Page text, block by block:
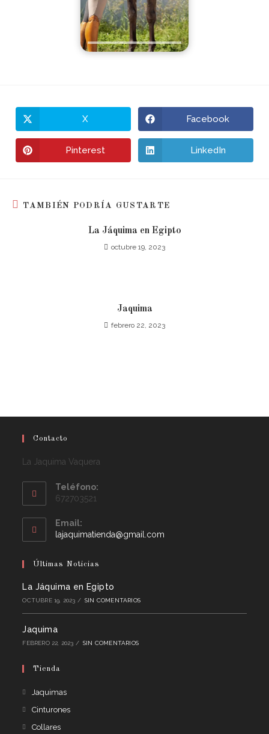
X Facebook
Pinterest LinkedIn
TAMBIÉN PODRÍA GUSTARTE
La Jáquima en Egipto
octubre 19, 2023
Jaquima
febrero 22, 2023
Contacto
La Jaquima Vaquera
Teléfono:
672703521
Email:
lajaquimatienda@gmail.com
Últimas Noticias
La Jáquima en Egipto
OCTUBRE 19, 2023 / SIN COMENTARIOS
Jaquima
FEBRERO 22, 2023 / SIN COMENTARIOS
Tienda
Jaquimas
Cinturones
Collares